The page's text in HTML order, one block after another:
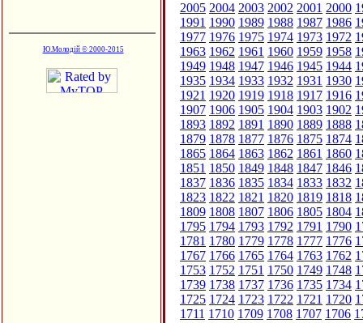
Ю.Молодій © 2000-2015
2005 2004 2003 2002 2001 2000
1991 1990 1989 1988 1987 1986
1977 1976 1975 1974 1973 1972
1963 1962 1961 1960 1959 1958
1949 1948 1947 1946 1945 1944
1935 1934 1933 1932 1931 1930
1921 1920 1919 1918 1917 1916
1907 1906 1905 1904 1903 1902
1893 1892 1891 1890 1889 1888
1879 1878 1877 1876 1875 1874
1865 1864 1863 1862 1861 1860
1851 1850 1849 1848 1847 1846
1837 1836 1835 1834 1833 1832
1823 1822 1821 1820 1819 1818
1809 1808 1807 1806 1805 1804
1795 1794 1793 1792 1791 1790
1781 1780 1779 1778 1777 1776
1767 1766 1765 1764 1763 1762
1753 1752 1751 1750 1749 1748
1739 1738 1737 1736 1735 1734
1725 1724 1723 1722 1721 1720
1711 1710 1709 1708 1707 1706